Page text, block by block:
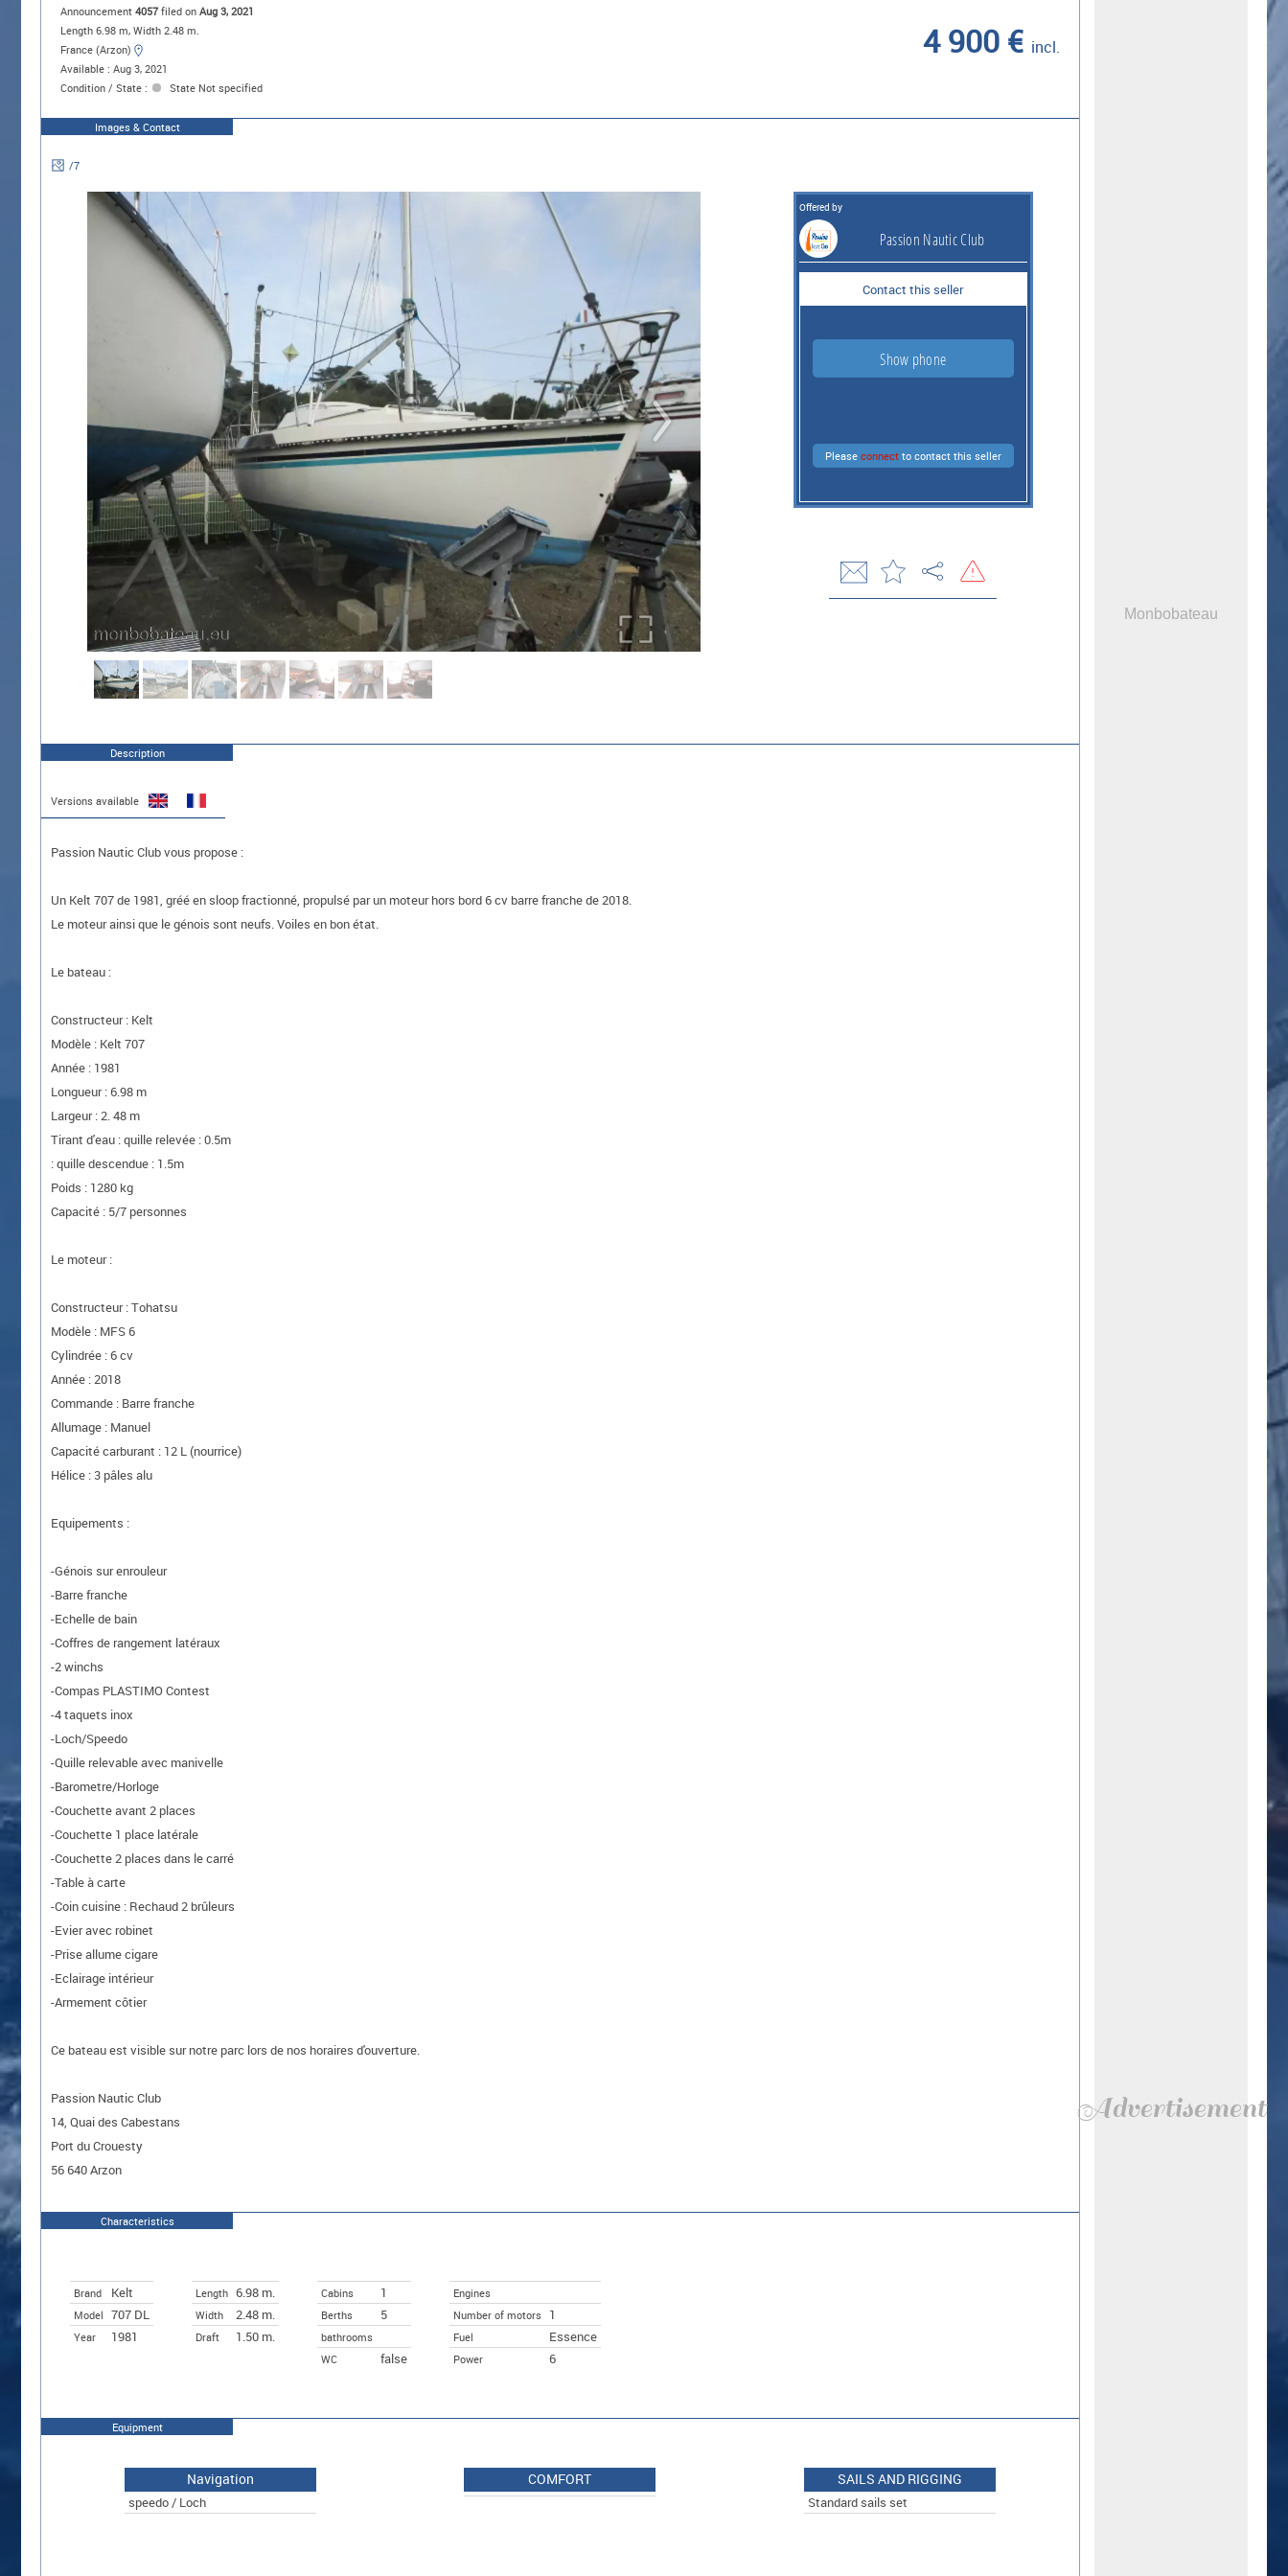
Announcement 4057filed on Aug 3, 2021
Length 6.98 m, Width 2.48 m.
France (Arzon)
Available : Aug 3, 2021
Condition / State :
State Not specified
4 900 € incl.
Images & Contact
/7
Offered by
Passion Nautic Club
Contact this seller
Show phone
Please connectto contact this seller
Description
Versions available
Passion Nautic Club vous propose :
Un Kelt 707 de 1981, gréé en sloop fractionné, propulsé par un moteur hors bord 6 cv barre franche de 2018.
Le moteur ainsi que le génois sont neufs. Voiles en bon état.
Le bateau :
Constructeur : Kelt
Modèle : Kelt 707
Année : 1981
Longueur : 6.98 m
Largeur : 2. 48 m
Tirant d'eau : quille relevée : 0.5m
: quille descendue : 1.5m
Poids : 1280 kg
Capacité : 5/7 personnes
Le moteur :
Constructeur : Tohatsu
Modèle : MFS 6
Cylindrée : 6 cv
Année : 2018
Commande : Barre franche
Allumage : Manuel
Capacité carburant : 12 L (nourrice)
Hélice : 3 pâles alu
Equipements :
-Génois sur enrouleur
-Barre franche
-Echelle de bain
-Coffres de rangement latéraux
-2 winchs
-Compas PLASTIMO Contest
-4 taquets inox
-Loch/Speedo
-Quille relevable avec manivelle
-Barometre/Horloge
-Couchette avant 2 places
-Couchette 1 place latérale
-Couchette 2 places dans le carré
-Table à carte
-Coin cuisine : Rechaud 2 brûleurs
-Evier avec robinet
-Prise allume cigare
-Eclairage intérieur
-Armement côtier
Ce bateau est visible sur notre parc lors de nos horaires d'ouverture.
Passion Nautic Club
14, Quai des Cabestans
Port du Crouesty
56 640 Arzon
Characteristics
Brand Kelt
Model 707 DL
Year 1981
Length 6.98 m.
Width 2.48 m.
Draft 1.50 m.
Cabins 1
Berths 5
bathrooms
WC
false
Engines
Number of motors
1
Fuel Essence
Power 6
Equipment
Navigation
speedo / Loch
COMFORT SAILS AND RIGGING
Standard sails set
Monbobateau
Advertisement